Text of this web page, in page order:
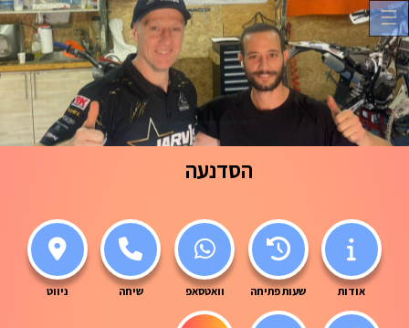
☰
הסדנעה
אודות שעות פתיחה וואטסאפ שיחה ניווט